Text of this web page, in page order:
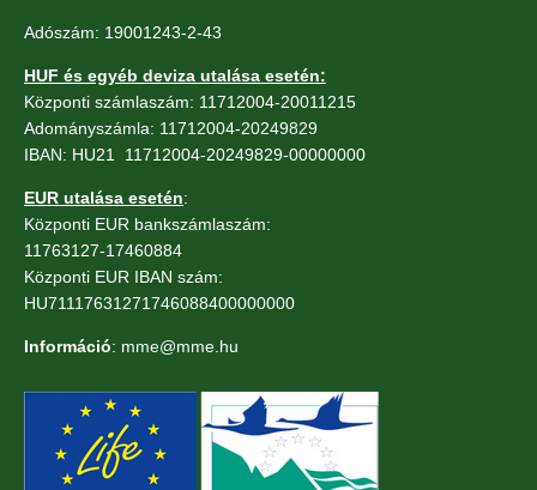
Adószám: 19001243-2-43
HUF és egyéb deviza utalása esetén:
Központi számlaszám: 11712004-20011215
Adományszámla: 11712004-20249829
IBAN: HU21 11712004-20249829-00000000
EUR utalása esetén:
Központi EUR bankszámlaszám:
11763127-17460884
Központi EUR IBAN szám:
HU71117631271746088400000000
Információ: mme@mme.hu